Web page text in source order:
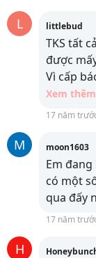
L littlebud
TKS tất
được
Vì cấp
Xem thêm
17 năm
M moon1603
Em
có một
qua đấy
17 năm
H